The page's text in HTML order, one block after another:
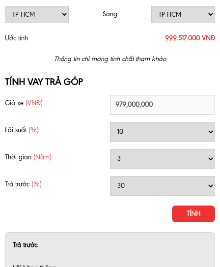
Sang
Ước tính 999.517.000 VNĐ
Thông tin chỉ mang tính chất tham khảo
TÍNH VAY TRẢ GÓP
Giá xe (VNĐ)
Lãi suất (%)
Thời gian (Năm)
Trả trước (%)
TÍNH
Trả trước